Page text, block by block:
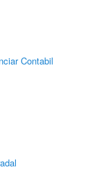
Contabil